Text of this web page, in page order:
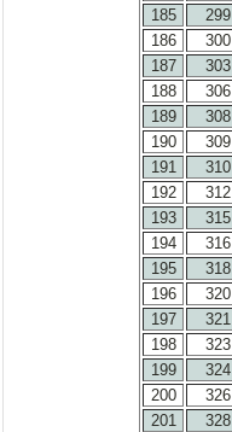
185
299
186
300
187
303
188
306
189
308
190
309
191
310
192
312
193
315
194
316
195
318
196
320
197
321
198
323
199
324
200
326
201
328